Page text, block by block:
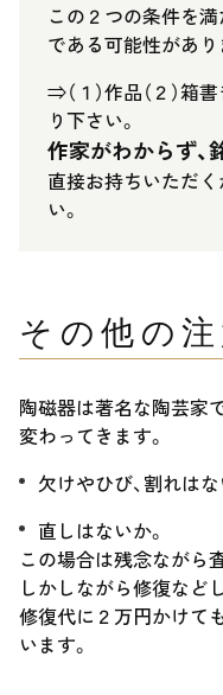
この２つの条件を
である可能性があり
⇒（１）作品（２）
り下さい。
作家がわからず、
直接お持ちいただ
い。
その他の
陶磁器は著名な陶芸家
変わってきます。
欠けやひび、割れはな
直しはないか。
この場合は残念ながら
しかしながら修復など
修復代に２万円かけて
います。